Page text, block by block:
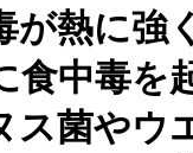
が熱に強
食中毒を
ス菌やウ